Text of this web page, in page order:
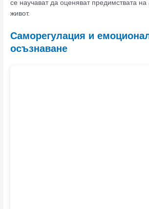
се научават да оценяват предимствата
живот.
Саморегулация и
осъзнаване